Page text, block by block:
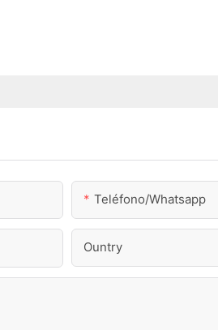
Teléfono/whatsapp
Ountry